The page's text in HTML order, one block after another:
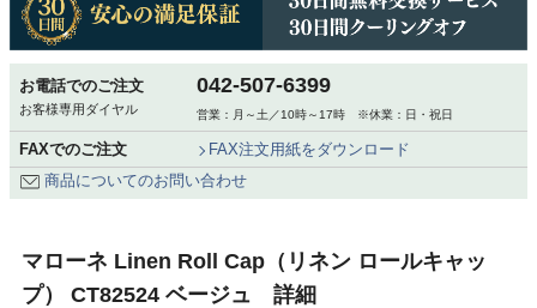
お電話でのご注文
お客様専用ダイヤル
042-507-6399
営業：月～土／10時～17時 ※休業：日・祝日
FAXでのご注文
FAX注文用紙をダウンロード
商品についてのお問い合わせ
マローネ Linen Roll Cap（リネン ロールキャッ
プ） CT82524 ベージュ 詳細